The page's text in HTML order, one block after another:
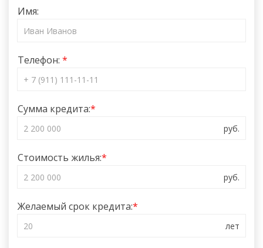
Имя:
Телефон:
Сумма кредита:
Стоимость жилья:
Желаемый срок кредита: